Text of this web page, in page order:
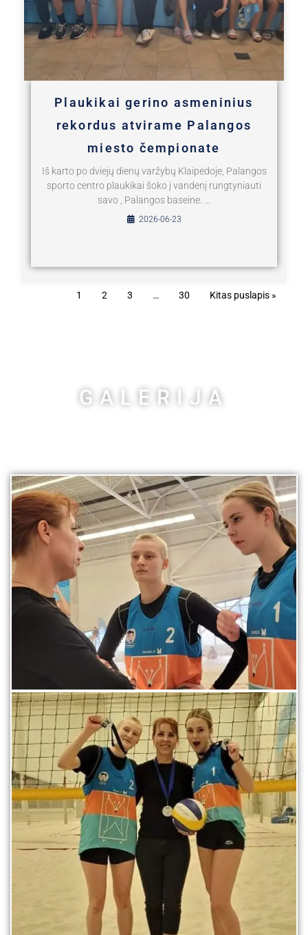
Plaukikai gerino asmeninius
rekordus atvirame Palangos
miesto čempionate
Iš karto po dviejų dienų varžybų Klaipėdoje, Palangos
sporto centro plaukikai šoko į vandenį rungtyniauti
savo , Palangos baseine. …
2026-06-23
1 2 3 … 30 Kitas puslapis »
GALERIJA